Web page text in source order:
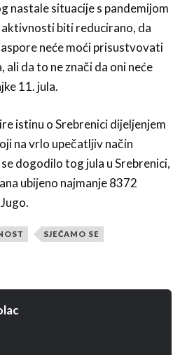
nastale situacije s pandemijom
biti reducirano, da
neće moći prisustvovati
ali da to ne znači da oni neće
11. jula.
istinu o Srebrenici dijeljenjem
na vrlo upečatljiv način
dogodilo tog jula u Srebrenici,
ubijeno najmanje 8372
SJEĆAMO SE